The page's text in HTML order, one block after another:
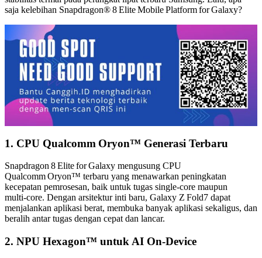
saja kelebihan Snapdragon® 8 Elite Mobile Platform for Galaxy?
1. CPU Qualcomm Oryon™ Generasi Terbaru
Snapdragon 8 Elite for Galaxy mengusung CPU
Qualcomm Oryon™ terbaru yang menawarkan peningkatan
kecepatan pemrosesan, baik untuk tugas single‑core maupun
multi‑core. Dengan arsitektur inti baru, Galaxy Z Fold7 dapat
menjalankan aplikasi berat, membuka banyak aplikasi sekaligus, dan
beralih antar tugas dengan cepat dan lancar.
2. NPU Hexagon™ untuk AI On‑Device